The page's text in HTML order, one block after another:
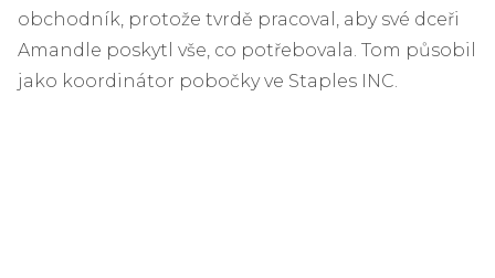
obchodník, protože tvrdě pracoval, aby své dceři
Amandle poskytl vše, co potřebovala. Tom působil
jako koordinátor pobočky ve Staples INC.